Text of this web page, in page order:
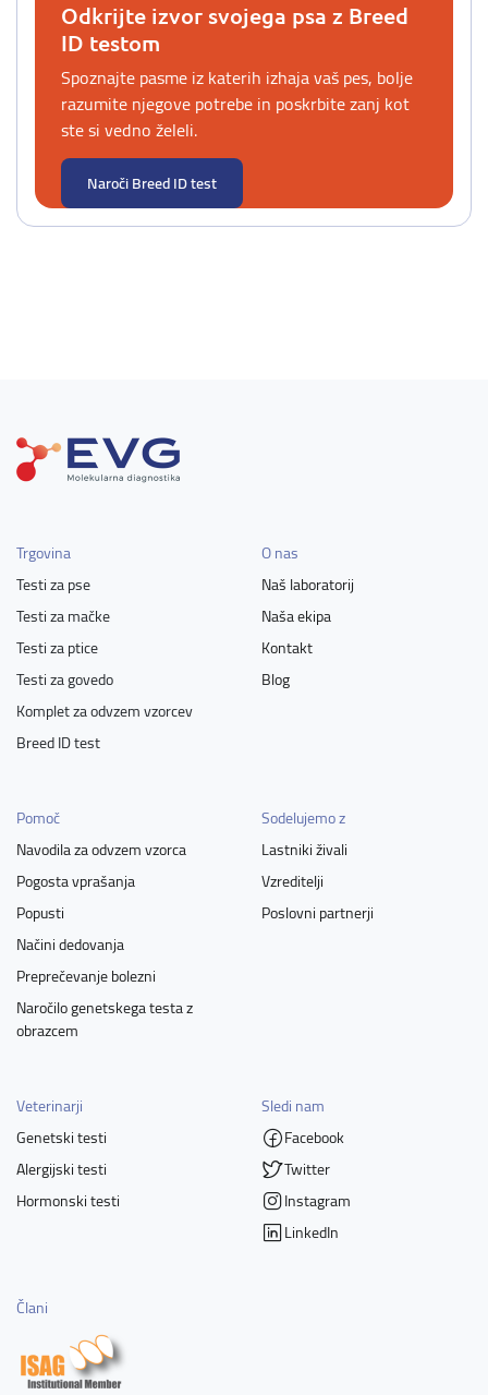
Odkrijte izvor svojega psa z Breed
ID testom
Spoznajte pasme iz katerih izhaja vaš pes, bolje
razumite njegove potrebe in poskrbite zanj kot
ste si vedno želeli.
Naroči Breed ID test
Trgovina
Testi za pse
Testi za mačke
Testi za ptice
Testi za govedo
Komplet za odvzem vzorcev
Breed ID test
O nas
Naš laboratorij
Naša ekipa
Kontakt
Blog
Pomoč
Navodila za odvzem vzorca
Pogosta vprašanja
Popusti
Načini dedovanja
Preprečevanje bolezni
Naročilo genetskega testa z
obrazcem
Sodelujemo z
Lastniki živali
Vzreditelji
Poslovni partnerji
Veterinarji
Genetski testi
Alergijski testi
Hormonski testi
Sledi nam
Facebook
Twitter
Instagram
LinkedIn
Člani